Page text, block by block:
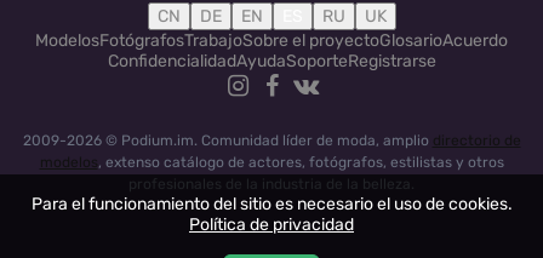
CN DE EN RU
UK
ModelosFotógrafosTrabajoSobre el proyectoGlosarioAcuerdo
ConfidencialidadAyudaSoporteRegistrarse
2009-2026 © Podium.im. Comunidad líder de moda, amplio directorio de
modelos, extenso catálogo de actores, fotógrafos, estilistas y otros
profesionales de la industria de la belleza.
Para el funcionamiento del sitio es necesario el uso de cookies.
Política de privacidad